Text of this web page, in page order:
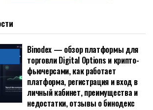
Binodex — обзор платформы для
торговли Digital Options и крипто-
фьючерсами, как работает
платформа, регистрация и вход в
личный кабинет, преимущества и
недостатки, отзывы о бинодекс